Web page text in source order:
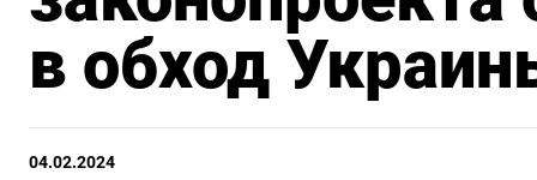
в обход
04.02.2024